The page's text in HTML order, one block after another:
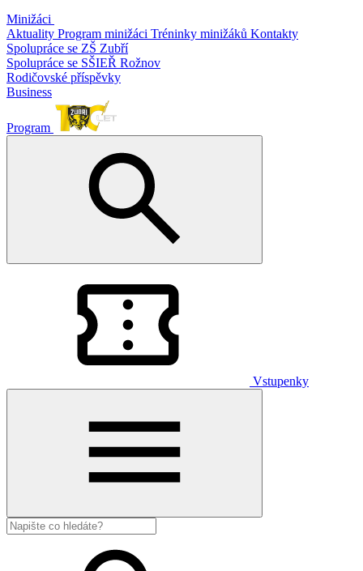
Minižáci
Aktuality Program minižáci Tréninky minižáků Kontakty
Spolupráce se ZŠ Zubří
Spolupráce se SŠIEŘ Rožnov
Rodičovské příspěvky
Business
Program
Vstupenky